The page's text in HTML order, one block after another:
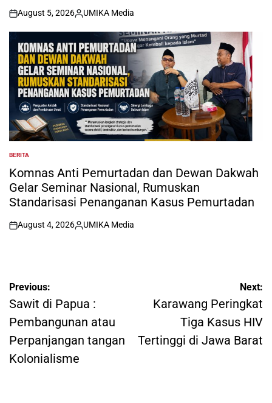
on
August 5, 2026
Posted
by
UMIKA Media
POSTED
IN
BERITA
Komnas Anti Pemurtadan dan Dewan Dakwah
Gelar Seminar Nasional, Rumuskan
Standarisasi Penanganan Kasus Pemurtadan
on
August 4, 2026
Posted
UMIKA Media
Post
navigation
Previous:
Sawit di Papua :
Pembangunan atau
Perpanjangan tangan
Kolonialisme
Next:
Karawang Peringkat
Tiga Kasus HIV
Tertinggi di Jawa Barat